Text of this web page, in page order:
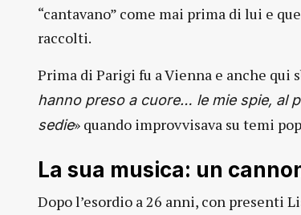
“cantavano” come mai prima di lui e
raccolti.
Prima di Parigi fu a Vienna e anche qui
hanno preso a cuore… le mie spie, al
sedie» quando improvvisava su temi
La sua musica: un
Dopo l’esordio a 26 anni, con presenti